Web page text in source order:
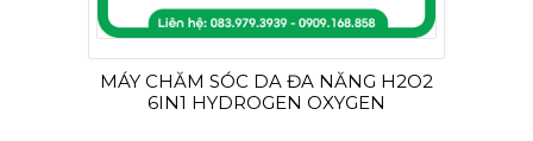
MÁY CHĂM SÓC DA ĐA NĂNG H2O2
6IN1 HYDROGEN OXYGEN